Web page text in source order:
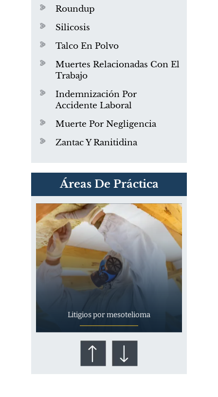
Roundup
Silicosis
Talco En Polvo
Muertes Relacionadas Con El
Trabajo
Indemnización Por
Accidente Laboral
Muerte Por Negligencia
Zantac Y Ranitidina
Áreas De Práctica
PVC Cloruro de polivinilo
Exposición
Litigios por mesotelioma